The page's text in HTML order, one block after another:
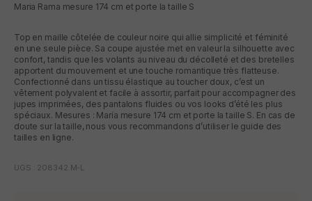
Maria Rama mesure 174 cm et porte la taille S
Top en maille côtelée de couleur noire qui allie simplicité et féminité
en une seule pièce. Sa coupe ajustée met en valeur la silhouette avec
confort, tandis que les volants au niveau du décolleté et des bretelles
apportent du mouvement et une touche romantique très flatteuse.
Confectionné dans un tissu élastique au toucher doux, c’est un
vêtement polyvalent et facile à assortir, parfait pour accompagner des
jupes imprimées, des pantalons fluides ou vos looks d’été les plus
spéciaux. Mesures : María mesure 174 cm et porte la taille S. En cas de
doute sur la taille, nous vous recommandons d’utiliser le guide des
tailles en ligne.
UGS : 208342.M-L